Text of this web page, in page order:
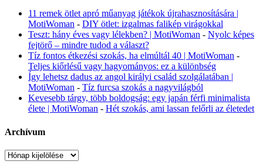
11 remek ötlet apró műanyag játékok újrahasznosítására |
MotiWoman - DIY ötlet: izgalmas falikép virágokkal
Teszt: hány éves vagy lélekben? | MotiWoman - Nyolc képes
fejtörő – mindre tudod a választ?
Tíz fontos étkezési szokás, ha elmúltál 40 | MotiWoman -
Teljes kiőrlésű vagy hagyományos: ez a különbség
Így lehetsz dadus az angol királyi család szolgálatában |
MotiWoman - Tíz furcsa szokás a nagyvilágból
Kevesebb tárgy, több boldogság: egy japán férfi minimalista
élete | MotiWoman - Hét szokás, ami lassan felőrli az életedet
Archívum
Archívum